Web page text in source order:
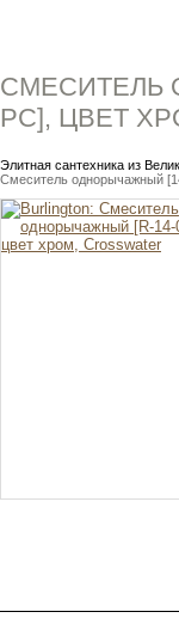
СМЕСИТЕЛЬ
PC], ЦВЕТ
Элитная сантехника из
Смеситель однорычажный